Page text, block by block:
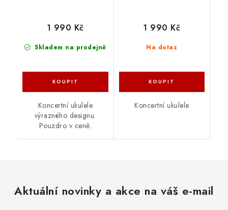
Skladem na prodejně
1 990 Kč
Koncertní ukulele
výrazného designu.
Pouzdro v ceně.
Na dotaz
1 990 Kč
Koncertní ukulele
Aktuální novinky a akce na váš e-mail